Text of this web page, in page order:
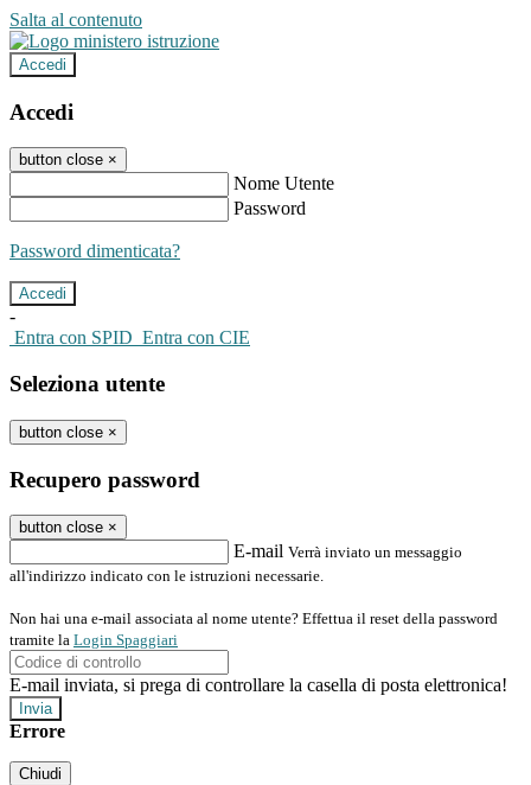
Salta al contenuto
Accedi
Accedi
button close ×
Nome Utente
Password
Password dimenticata?
-
Entra con SPID Entra con CIE
Seleziona utente
button close ×
Recupero password
button close ×
E-mail Verrà inviato un messaggio
all'indirizzo indicato con le istruzioni necessarie.
Non hai una e-mail associata al nome utente? Effettua il reset della password
tramite la Login Spaggiari
E-mail inviata, si prega di controllare la casella di posta elettronica!
Errore
Chiudi